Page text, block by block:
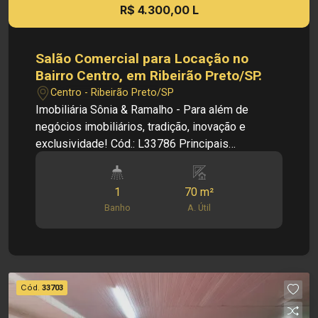
R$ 4.300,00 L
Salão Comercial para Locação no
Bairro Centro, em Ribeirão Preto/SP.
Centro - Ribeirão Preto/SP
Imobiliária Sônia & Ramalho - Para além de
negócios imobiliários, tradição, inovação e
exclusividade! Cód.: L33786 Principais
Centro - Salão amplo - Cozinha - 01 Banheiro
social - Mezanino com 1 sala ampla Dimensões:
- 70,00 m² de Área útil Informações bônus: -
Salão comercial nas imediações da Av. Caramuru
direito de alterar qualquer informação referente
aos valores, dados e disponibilidade de meus
imóveis, sem aviso prévio.
1
Banho
70 m²
A. Útil
Cód. 33703